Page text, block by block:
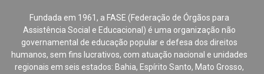
Fundada em 1961, a FASE (Federação de Órgãos para
Assistência Social e Educacional) é uma organização não
governamental de educação popular e defesa dos direitos
humanos, sem fins lucrativos, com atuação nacional e unidades
regionais em seis estados: Bahia, Espírito Santo, Mato Grosso,